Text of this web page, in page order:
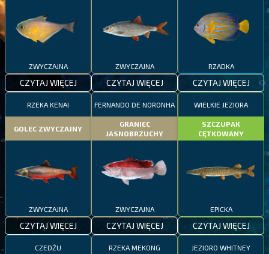
ZWYCZAJNA
CZYTAJ WIĘCEJ
ZWYCZAJNA
CZYTAJ WIĘCEJ
RZADKA
CZYTAJ WIĘCEJ
RZEKA KENAI
GOLEC ZWYCZAJNY
ZWYCZAJNA
CZYTAJ WIĘCEJ
FERNANDO DE NORONHA
GRANIEC
JASNOBRZUCHY
ZWYCZAJNA
CZYTAJ WIĘCEJ
WIELKIE JEZIORA
SZCZUPAK
CĘTKOWANY
EPICKA
CZYTAJ WIĘCEJ
CZEDŻU RZEKA MEKONG JEZIORO WHITNEY